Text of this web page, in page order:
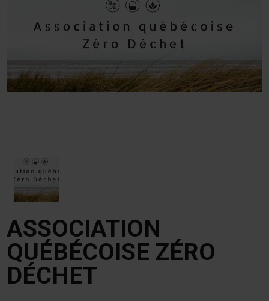
ASSOCIATION
QUÉBÉCOISE ZÉRO
DÉCHET